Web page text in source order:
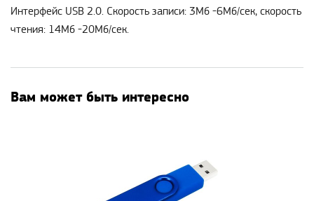
Интерфейс USB 2.0. Скорость записи: 3Mб -6Mб/сек, скорость
чтения: 14Mб -20Mб/сек.
Вам может быть интересно